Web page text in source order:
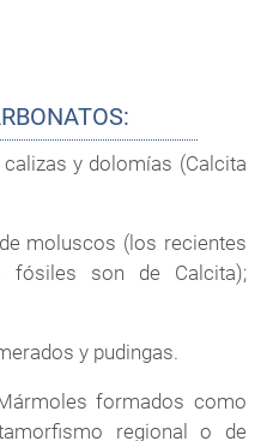
y dolomías (Calcita
moluscos (los recientes
son de Calcita);
y pudingas.
formados como
regional o de